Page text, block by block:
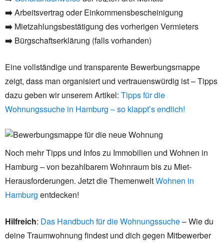
➡️Arbeitsvertrag oder Einkommensbescheinigung
➡️ Mietzahlungsbestätigung des vorherigen Vermieters
➡️ Bürgschaftserklärung (falls vorhanden)
Eine vollständige und transparente Bewerbungsmappe
zeigt, dass man organisiert und vertrauenswürdig ist – Tipps
dazu geben wir unserem Artikel: Tipps für die
Wohnungssuche in Hamburg – so klappt’s endlich!
Noch mehr Tipps und Infos zu Immobilien und Wohnen in
Hamburg – von bezahlbarem Wohnraum bis zu Miet-
Herausforderungen. Jetzt die ThemenweltWohnen in
Hamburg entdecken!
Hilfreich: Das Handbuch für die Wohnungssuche– Wie du
deine Traumwohnung findest und dich gegen Mitbewerber